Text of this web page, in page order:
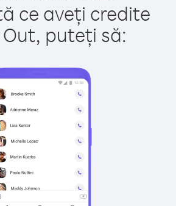
ce aveți credite
puteți să: